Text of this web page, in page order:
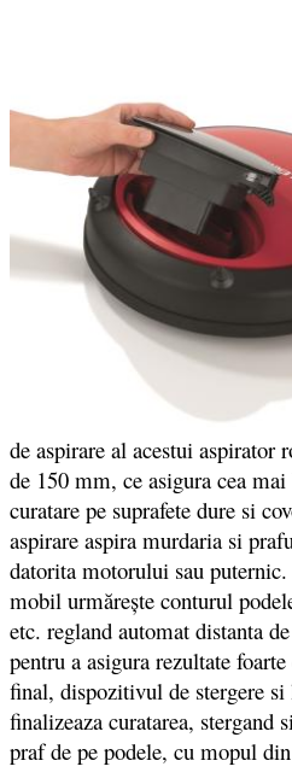
de aspirare al acestui aspirator
de 150 mm, ce asigura cea
curatare pe suprafete dure si
aspirare aspira murdaria si
datorita motorului sau
mobil urmăreşte conturul
etc. regland automat distanta
pentru a asigura rezultate
final, dispozitivul de stergere si
finalizeaza curatarea, stergand
praf de pe podele, cu mopul